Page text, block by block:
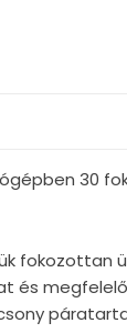
30
fokozottan
és